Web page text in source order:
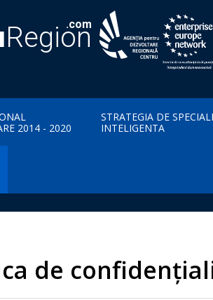
Region
.com
2014 - 2020
STRATEGIA DE
INTELIGENTA
de